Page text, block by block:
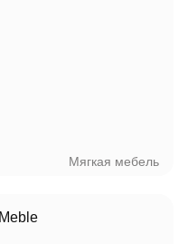
Мягкая мебель